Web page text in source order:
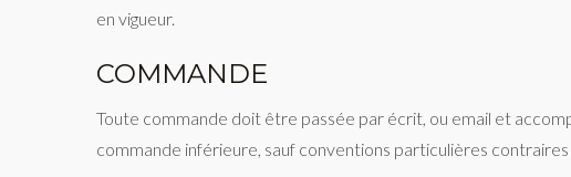
en vigueur.
COMMANDE
Toute commande doit être passée par écrit, ou email et
commande inférieure, sauf conventions particulières